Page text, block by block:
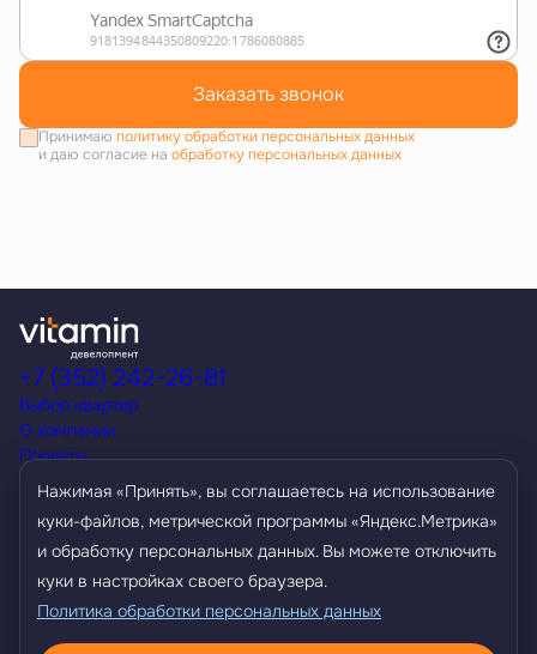
Заказать звонок
Принимаю политику обработки персональных данных
и даю согласие на обработку персональных данных
Выбор квартир
О компании
Проекты
Акции
Способы покупки
Условия кредитования
Контакты
Агентам
+7 (352) 242-26-81
Нажимая «Принять», вы соглашаетесь на использование
куки-файлов, метрической программы «Яндекс.Метрика»
и обработку персональных данных. Вы можете отключить
куки в настройках своего браузера.
Политика обработки персональных данных